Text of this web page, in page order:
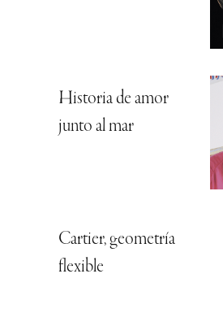
Historia de amor
junto al mar
Cartier, geometría
flexible